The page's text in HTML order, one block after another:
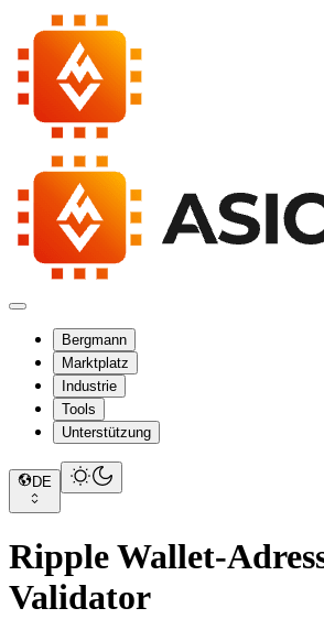
Bergmann
Marktplatz
Industrie
Tools
Unterstützung
DE
Ripple Wallet-
Validator